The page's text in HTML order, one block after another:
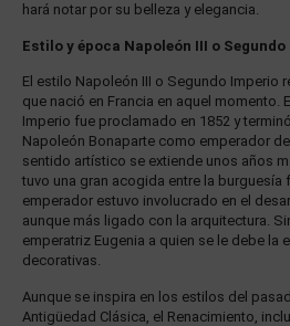
hará notar por su belleza y elegancia.
Estilo y época Napoleón III o
El estilo Napoleón III o Segundo Imperio
que nació en Francia en aquel momento.
Imperio fue proclamado en 1852 y
Napoleón Bonaparte como emperador
sentido artístico se extiende unos años
tuvo una gran acogida entre la burguesía
emperador estuvo involucrado en el
aunque más ligado con la arquitectura.
emperatriz Eugenia a quien se le debe la
decorativas.
Aunque se inspira en los estilos del
Antigüedad Clásica, el Renacimiento,